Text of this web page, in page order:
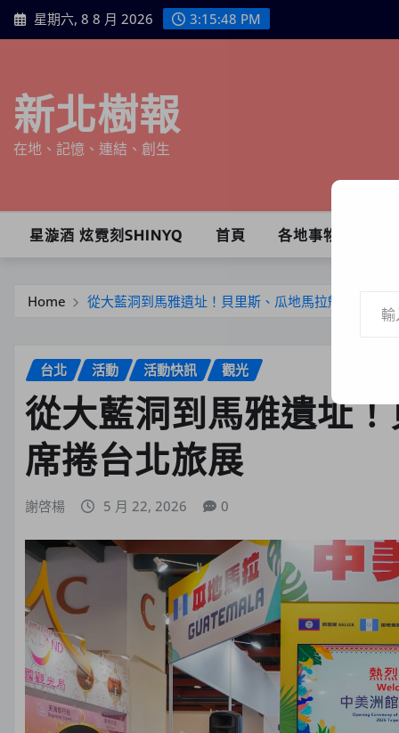
Skip
to
星期六, 8 8 月 2026 3:15:50 PM
新北樹報
在地、記憶、連結、創生
星漩酒 炫霓刻SHINYQ 首頁 各地事物
Home 從大藍洞到馬雅遺址！貝里斯、瓜地馬拉魅力席捲台
台北 活動 活動快訊 觀光
從大藍洞到馬雅遺址
席捲台北旅展
謝啓楊 5 月 22, 2026 0